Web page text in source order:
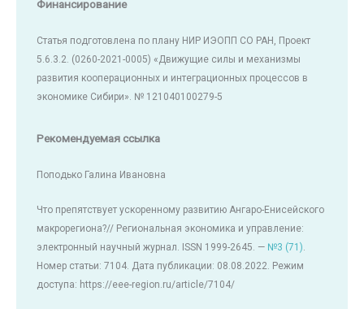
Финансирование
Статья подготовлена по плану НИР ИЭОПП СО РАН, Проект
5.6.3.2. (0260-2021-0005) «Движущие силы и механизмы
развития кооперационных и интеграционных процессов в
экономике Сибири». № 121040100279-5
Рекомендуемая ссылка
Поподько Галина Ивановна
Что препятствует ускоренному развитию Ангаро-Енисейского
макрорегиона?// Региональная экономика и управление:
электронный научный журнал. ISSN 1999-2645. — №3 (71)
Номер статьи: 7104. Дата публикации: 08.08.2022. Режим
доступа: https://eee-region.ru/article/7104/